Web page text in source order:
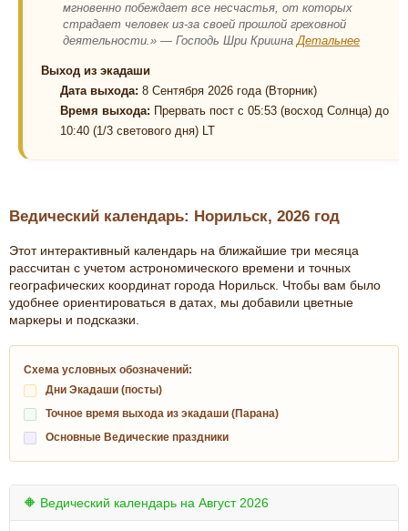
мгновенно побеждает все несчастья, от которых
страдает человек из-за своей прошлой греховной
деятельности.» — Господь Шри КришнаДетальнее
Выход из экадаши
Дата выхода: 8 Сентября 2026 года (Вторник)
Время выхода: Прервать пост с 05:53 (восход Солнца) до
10:40 (1/3 светового дня) LT
Ведический календарь: Норильск, 2026 год
Этот интерактивный календарь на ближайшие три месяца
рассчитан с учетом астрономического времени и точных
географических координат города Норильск. Чтобы вам было
удобнее ориентироваться в датах, мы добавили цветные
маркеры и подсказки.
Схема условных обозначений:
Дни Экадаши (посты)
Точное время выхода из экадаши (Парана)
Основные Ведические праздники
🔶 Ведический календарь на Август 2026